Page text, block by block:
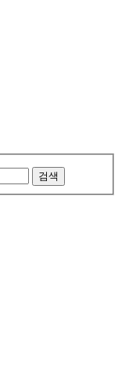
검색